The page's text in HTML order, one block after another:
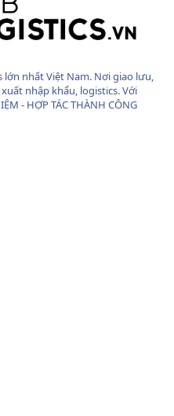
lớn nhất Việt Nam. Nơi giao lưu,
nhập khẩu, logistics. Với
- HỢP TÁC THÀNH CÔNG